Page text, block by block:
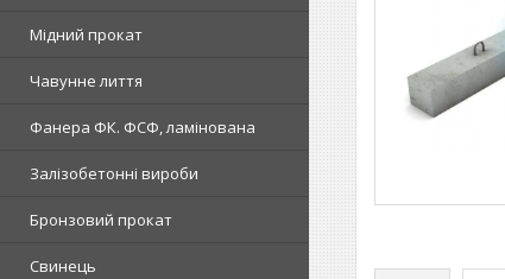
Мідний прокат
Чавунне лиття
Фанера ФК. ФСФ, ламінована
Залізобетонні вироби
Бронзовий прокат
Свинець